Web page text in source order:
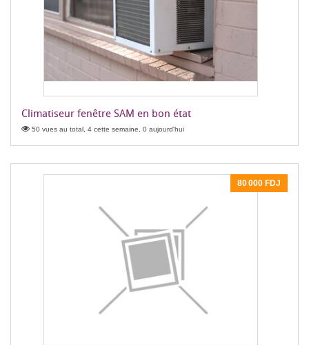
Climatiseur fenêtre SAM en bon état
50 vues au total, 4 cette semaine, 0 aujourd'hui
80 000 FDJ